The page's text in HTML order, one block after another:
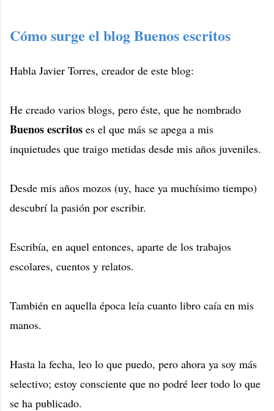
Cómo surge el blog Buenos escritos
Habla Javier Torres, creador de este blog:
He creado varios blogs, pero éste, que he nombrado
Buenos escritos es el que más se apega a mis
inquietudes que traigo metidas desde mis años juveniles.
Desde mis años mozos (uy, hace ya muchísimo tiempo)
descubrí la pasión por escribir.
Escribía, en aquel entonces, aparte de los trabajos
escolares, cuentos y relatos.
También en aquella época leía cuanto libro caía en mis
manos.
Hasta la fecha, leo lo que puedo, pero ahora ya soy más
selectivo; estoy consciente que no podré leer todo lo que
se ha publicado.